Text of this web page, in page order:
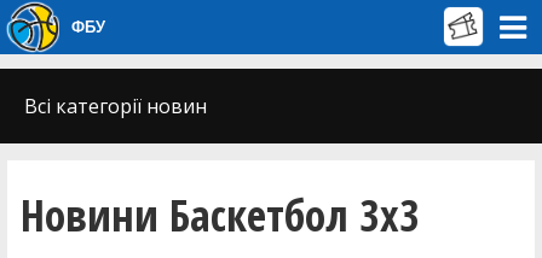
ФБУ
Всі категорії новин
Новини Баскетбол 3х3